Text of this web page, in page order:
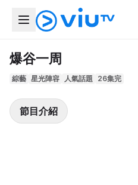
爆谷一周
綜藝 星光陣容 人氣話題 26集完
節目介紹